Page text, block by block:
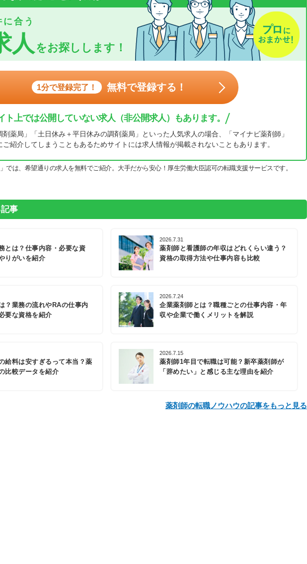
合う
人をお探しします！
1分で登録完了！ 無料で登録する！
ト上では公開していない求人（非公開求人）もあります。
剤薬局」「土日休み＋平日休みの調剤薬局」といった人気求人の場合、「マイナビ薬剤師」
紹介してしまうこともあるためサイトには求人情報が掲載されないこともあります。
では、希望通りの求人を無料でご紹介。大手だから安心！厚生労働大臣認可の転職支援サービスです。
事
とは？仕事内容・必要な資
りがいを紹介
2026.7.31
薬剤師と看護師の年収はどれくらい違う？
資格の取得方法や仕事内容も比較
？業務の流れやRAの仕事内
要な資格を紹介
2026.7.24
企業薬剤師とは？職種ごとの仕事内容・年
収や企業で働くメリットを解説
給料は安すぎるって本当？薬
比較データを紹介
2026.7.15
薬剤師1年目で転職は可能？新卒薬剤師が
「辞めたい」と感じる主な理由を紹介
薬剤師の転職ノウハウの記事をもっと見る